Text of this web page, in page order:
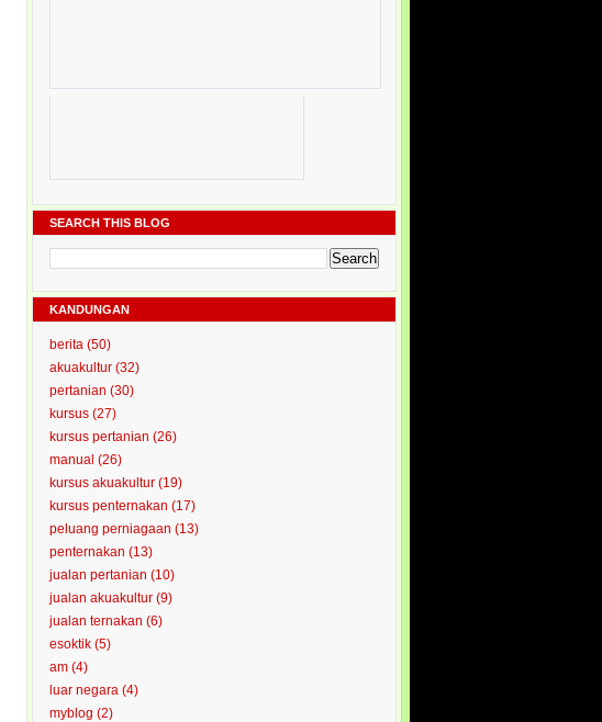
SEARCH THIS BLOG
KANDUNGAN
berita (50)
akuakultur (32)
pertanian (30)
kursus (27)
kursus pertanian (26)
manual (26)
kursus akuakultur (19)
kursus penternakan (17)
peluang perniagaan (13)
penternakan (13)
jualan pertanian (10)
jualan akuakultur (9)
jualan ternakan (6)
esoktik (5)
am (4)
luar negara (4)
myblog (2)